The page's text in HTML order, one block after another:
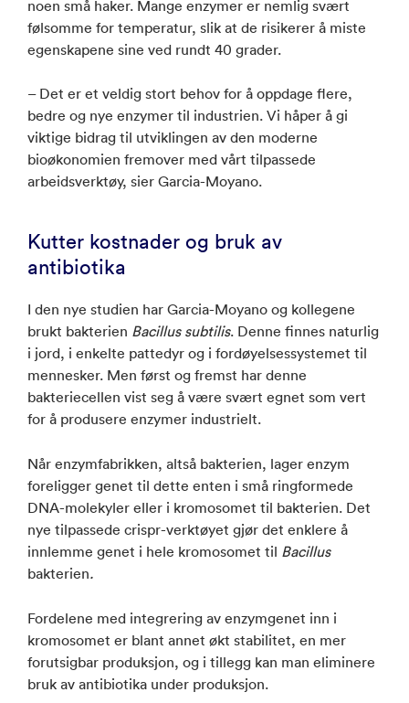
noen små haker. Mange enzymer er nemlig svært
følsomme for temperatur, slik at de risikerer å miste
egenskapene sine ved rundt 40 grader.
– Det er et veldig stort behov for å oppdage flere,
bedre og nye enzymer til industrien. Vi håper å gi
viktige bidrag til utviklingen av den moderne
bioøkonomien fremover med vårt tilpassede
arbeidsverktøy, sier Garcia-Moyano.
Kutter kostnader og bruk av
antibiotika
I den nye studien har Garcia-Moyano og kollegene
brukt bakterien Bacillus subtilis. Denne finnes naturlig
i jord, i enkelte pattedyr og i fordøyelsessystemet til
mennesker. Men først og fremst har denne
bakteriecellen vist seg å være svært egnet som vert
for å produsere enzymer industrielt.
Når enzymfabrikken, altså bakterien, lager enzym
foreligger genet til dette enten i små ringformede
DNA-molekyler eller i kromosomet til bakterien. Det
nye tilpassede crispr-verktøyet gjør det enklere å
innlemme genet i hele kromosomet til Bacillus
bakterien.
Fordelene med integrering av enzymgenet inn i
kromosomet er blant annet økt stabilitet, en mer
forutsigbar produksjon, og i tillegg kan man eliminere
bruk av antibiotika under produksjon.